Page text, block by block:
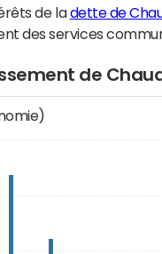
de ladette de
des services
de